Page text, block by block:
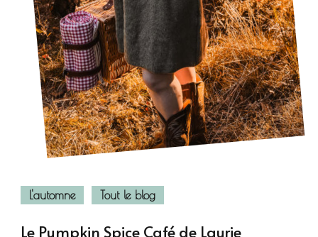
L'automne Tout le blog
Le Pumpkin Spice Café de Laurie